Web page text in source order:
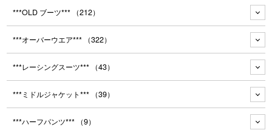
***OLD ブーツ*** （212）
***オーバーウエア*** （322）
***レーシングスーツ*** （43）
***ミドルジャケット*** （39）
***ハーフパンツ*** （9）